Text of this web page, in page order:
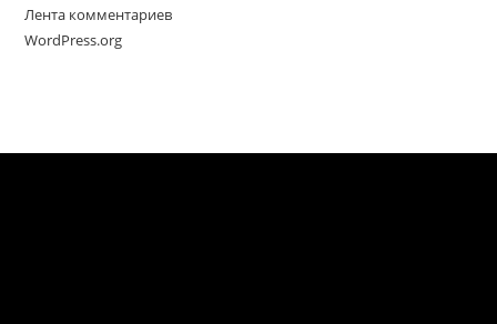
Лента комментариев
WordPress.org